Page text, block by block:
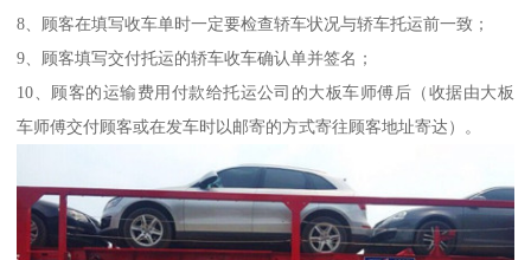
8、顾客在填写收车单时一定要检查轿车状况与轿车托运前一致；
9、顾客填写交付托运的轿车收车确认单并签名；
10、顾客的运输费用付款给托运公司的大板车师傅后（收据由大板
车师傅交付顾客或在发车时以邮寄的方式寄往顾客地址寄达）。